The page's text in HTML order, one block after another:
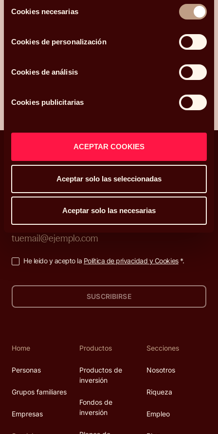
deCookies necesarias
Cookies de personalización
Cookies de análisis
Cookies publicitarias
ACEPTAR COOKIES
Aceptar solo las seleccionadas
Aceptar solo las necesarias
Acepto recibir comunicaciones relacionadas con mi consulta.
He leído y acepto laPolítica de privacidad y Cookies *.
Decisiones que enriquecen tu vida
Suscríbete a nuestra newsletter
He leído y acepto la Política de privacidad y Cookies*.
SUSCRIBIRSE
Home
Personas
Grupos familiares
Empresas
Productos
Productos de
inversión
Fondos de
inversión
Secciones
Nosotros
Riqueza
Empleo